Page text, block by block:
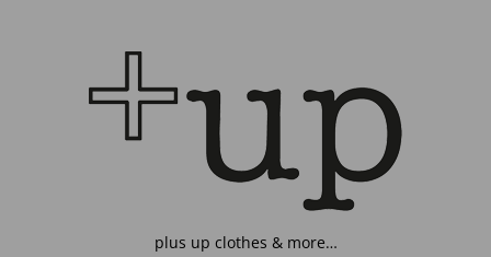
plus up clothes & more…